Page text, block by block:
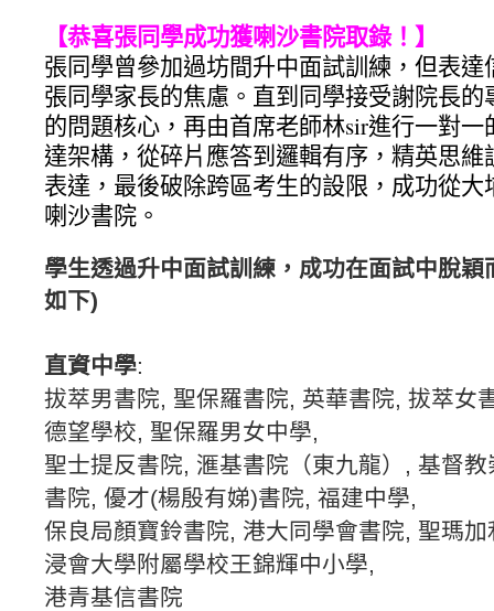
【恭喜張同學成功獲喇沙書院取錄！】
張同學曾參加過坊間升中面試訓練，但表
張同學家長的焦慮。直到同學接受謝院長
的問題核心，再由首席老師林sir進行一對
達架構，從碎片應答到邏輯有序，精英思
表達，最後破除跨區考生的設限，成功從
喇沙書院。
學生透過升中面試訓練，成功在面試中脫
如下)
直資中學:
拔萃男書院, 聖保羅書院, 英華書院, 拔萃女
德望學校, 聖保羅男女中學,
聖士提反書院, 滙基書院（東九龍）, 基督
書院, 優才(楊殷有娣)書院, 福建中學,
保良局顏寶鈴書院, 港大同學會書院, 聖瑪
浸會大學附屬學校王錦輝中小學,
港青基信書院